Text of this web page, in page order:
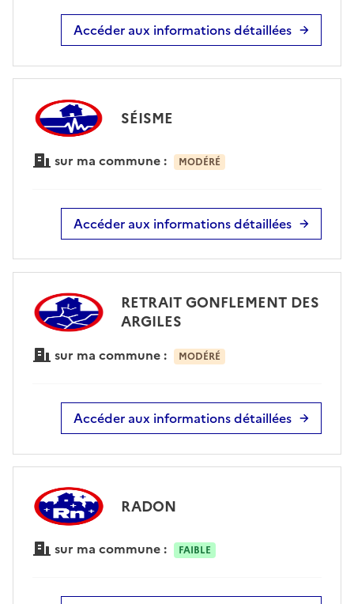
Accéder aux informations détaillées
SÉISME
sur ma commune : MODÉRÉ
Accéder aux informations détaillées
RETRAIT GONFLEMENT DES
ARGILES
sur ma commune : MODÉRÉ
Accéder aux informations détaillées
RADON
sur ma commune : FAIBLE